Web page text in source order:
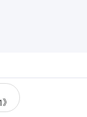
「個性喜好全